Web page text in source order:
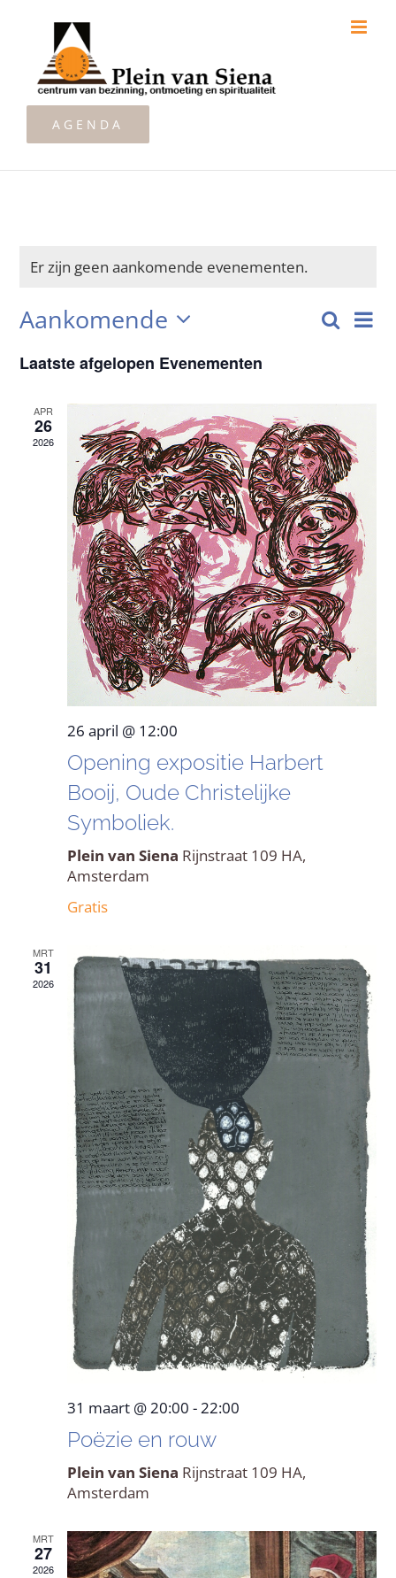
AGENDA
Er zijn geen aankomende evenementen.
en
Zoeken
Lijst
Aankomende
een
datum.
Laatste afgelopen Evenementen
APR
26
2026
26 april @ 12:00
Opening expositie Harbert
Booij, Oude Christelijke
Symboliek.
Plein van Siena Rijnstraat 109 HA,
Amsterdam
Gratis
MRT
31
2026
31 maart @ 20:00 -22:00
Poëzie en rouw
Plein van Siena Rijnstraat 109 HA,
Amsterdam
MRT
27
2026